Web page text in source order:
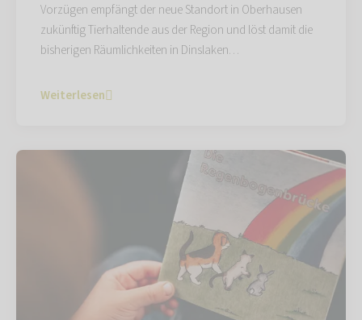
Vorzügen empfängt der neue Standort in Oberhausen
zukünftig Tierhaltende aus der Region und löst damit die
bisherigen Räumlichkeiten in Dinslaken…
Weiterlesen